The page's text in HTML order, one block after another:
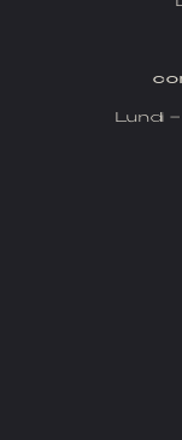
Lundi